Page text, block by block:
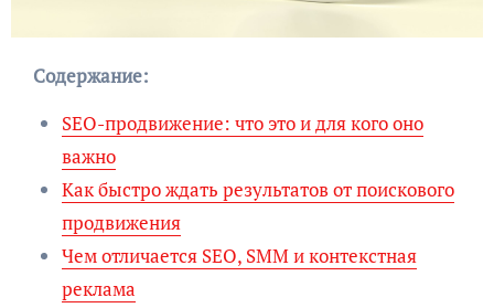
Содержание:
SEO-продвижение: что это и для кого оно
важно
Как быстро ждать результатов от поискового
продвижения
Чем отличается SEO, SMM и контекстная
реклама